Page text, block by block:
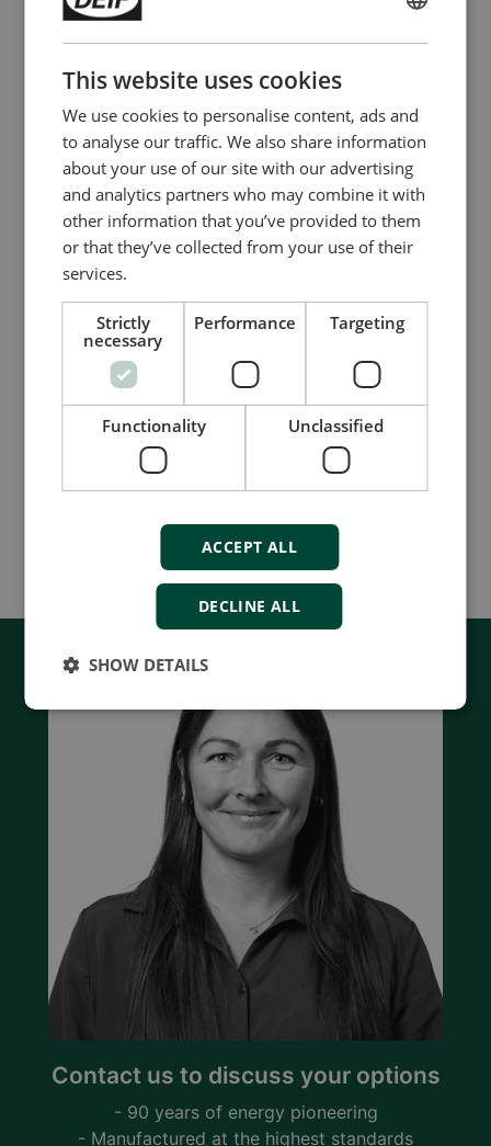
Opções de LSU
padrão
LSU-113DG: Compartilhamento de carga
incluindo proteção contra potência inversa e
detecção de baixa potência
LSU-114DG: Compartilhamento de carga e
saídas para Inicialização/paragem
automáticas
LSU-122DG: Compartilhamento de carga de
VAr inclusive controle do AVR
Sincronizador
do circuito
Sincronização do gerador com o
barramento
More details
Contact us to discuss your options
- 90 years of energy pioneering
- Manufactured at the highest standards
This website uses cookies
We use cookies to personalise content, ads and
to analyse our traffic. We also share information
about your use of our site with our advertising
and analytics partners who may combine it with
other information that you’ve provided to them
or that they’ve collected from your use of their
services.
Strictly
necessary
Performance Targeting
Functionality Unclassified
ACCEPT ALL
DECLINE ALL
SHOW DETAILS